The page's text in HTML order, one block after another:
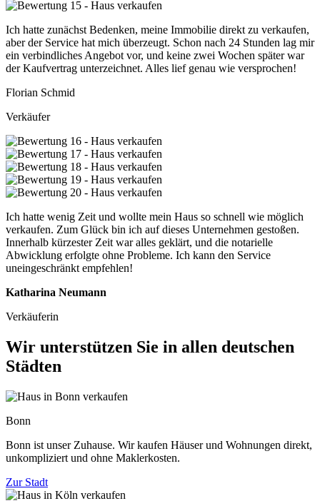
Ich hatte zunächst Bedenken, meine Immobilie direkt zu verkaufen,
aber der Service hat mich überzeugt. Schon nach 24 Stunden lag mir
ein verbindliches Angebot vor, und keine zwei Wochen später war
der Kaufvertrag unterzeichnet. Alles lief genau wie versprochen!
Florian Schmid
Verkäufer
Ich hatte wenig Zeit und wollte mein Haus so schnell wie möglich
verkaufen. Zum Glück bin ich auf dieses Unternehmen gestoßen.
Innerhalb kürzester Zeit war alles geklärt, und die notarielle
Abwicklung erfolgte ohne Probleme. Ich kann den Service
uneingeschränkt empfehlen!
Katharina Neumann
Verkäuferin
Wir unterstützen Sie in allen deutschen
Städten
Bonn
Bonn ist unser Zuhause. Wir kaufen Häuser und Wohnungen direkt,
unkompliziert und ohne Maklerkosten.
Zur Stadt